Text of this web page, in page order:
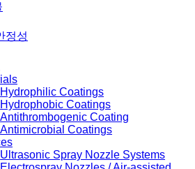
정성
Hydrophilic Coatings
Hydrophobic Coatings
Antithrombogenic Coating
Antimicrobial Coatings
Ultrasonic Spray Nozzle Systems